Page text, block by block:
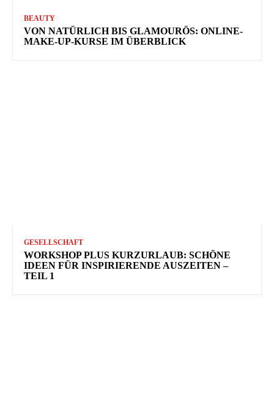
BEAUTY
VON NATÜRLICH BIS GLAMOURÖS: ONLINE-
MAKE-UP-KURSE IM ÜBERBLICK
GESELLSCHAFT
WORKSHOP PLUS KURZURLAUB: SCHÖNE
IDEEN FÜR INSPIRIERENDE AUSZEITEN –
TEIL 1